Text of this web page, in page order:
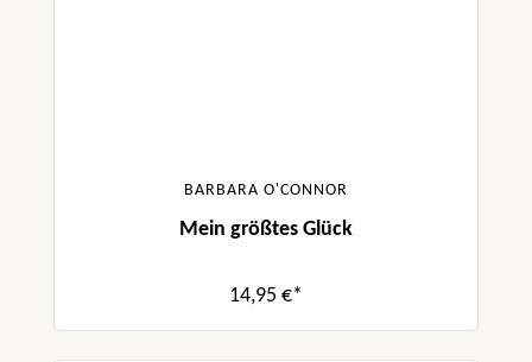
BARBARA O'CONNOR
Mein größtes Glück
14,95 €*